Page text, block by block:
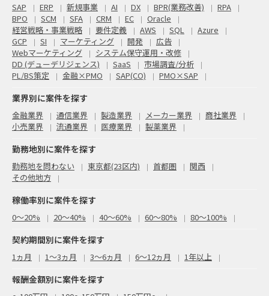
SAP ERP 新規事業 AI DX BPR(業務改善)
RPA
BPO
SCM SFA CRM EC
Oracle
経営戦略・事業戦略
要件定義 AWS SQL
Azure
GCP
SI マーケティング 開発
広告
Webマーケティング
システム保守運用・改修
DD (デューデリジェンス)
SaaS
市場調査/分析
PL/BS策定
金融×PMO SAP(CO) PMO×SAP
業界別に案件を探す
金融業界 通信業界 製造業界 メーカー業界
商社業界
小売業界
流通業界 医療業界 製薬業界
勤務地別に案件を探す
勤務地を問わない 東京都(23区内) 首都圏
関西
その他地方
稼働率別に案件を探す
0〜20% 20〜40% 40〜60% 60〜80% 80〜100%
契約期間別に案件を探す
1ヵ月 1～3ヵ月 3～6ヵ月 6～12ヵ月 1年以上
報酬金額別に案件を探す